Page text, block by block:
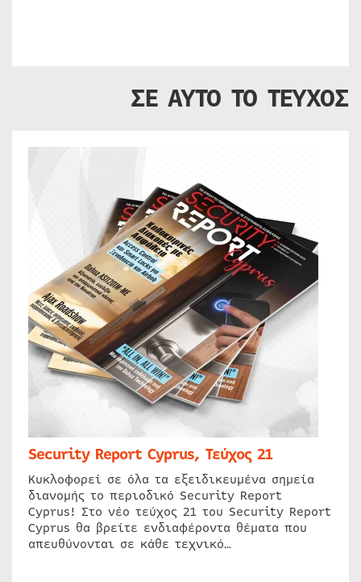
ΣΕ ΑΥΤΟ ΤΟ ΤΕΥΧΟΣ
Security Report Cyprus, Τεύχος 21
Κυκλοφορεί σε όλα τα εξειδικευμένα σημεία
διανομής το περιοδικό Security Report
Cyprus! Στο νέο τεύχος 21 του Security Report
Cyprus θα βρείτε ενδιαφέροντα θέματα που
απευθύνονται σε κάθε τεχνικό…